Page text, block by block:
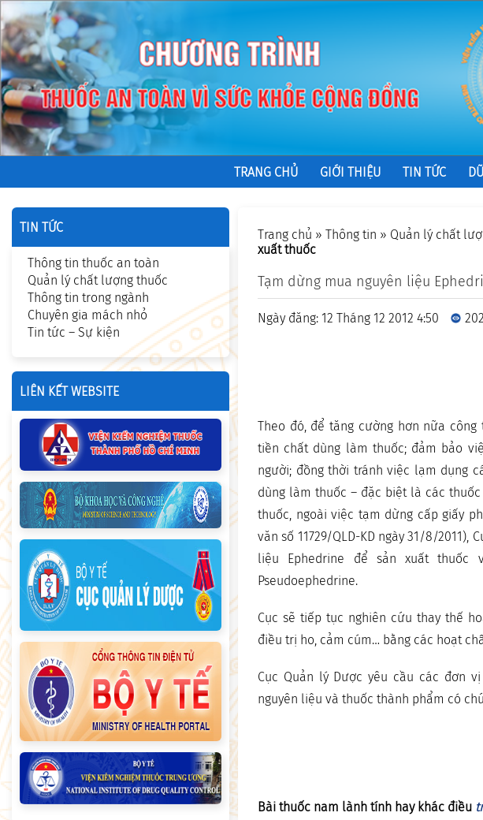
TRANG CHỦ GIỚI THIỆU TIN TỨC
Trang chủ » Thông tin » Quản lý chất
xuất thuốc
Tạm dừng mua nguyên liệu
Ngày đăng: 12 Tháng 12 2012 4:50
Theo đó, để tăng cường hơn nữa
tiền chất dùng làm thuốc; đảm bảo
người; đồng thời tránh việc lạm dụng
dùng làm thuốc – đặc biệt là các
thuốc, ngoài việc tạm dừng cấp giấy
văn số 11729/QLD-KD ngày 31/8/
liệu Ephedrine để sản xuất
Pseudoephedrine.
Cục sẽ tiếp tục nghiên cứu thay thế
điều trị ho, cảm cúm… bằng các hoạt
Cục Quản lý Dược yêu cầu các đơn
nguyên liệu và thuốc thành phẩm có
Bài thuốc nam lành tính hay khác điều
TIN TỨC
Thông tin thuốc an toàn
Quản lý chất lượng thuốc
Thông tin trong ngành
Chuyên gia mách nhỏ
Tin tức – Sự kiện
LIÊN KẾT WEBSITE